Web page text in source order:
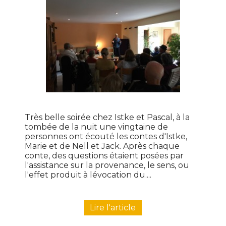
Très belle soirée chez Istke et Pascal, à la
tombée de la nuit une vingtaine de
personnes ont écouté les contes d'Istke,
Marie et de Nell et Jack. Après chaque
conte, des questions étaient posées par
l'assistance sur la provenance, le sens, ou
l'effet produit à lévocation du....
Lire l'article